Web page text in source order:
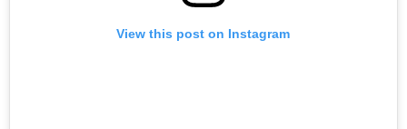
View this post on Instagram